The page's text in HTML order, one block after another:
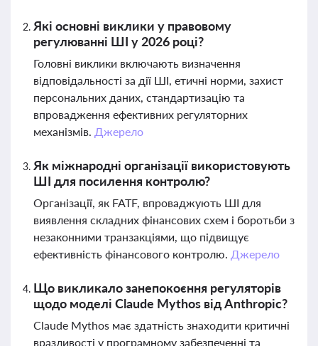
Які основні виклики у правовому
регулюванні ШІ у 2026 році?
Головні виклики включають визначення
відповідальності за дії ШІ, етичні норми, захист
персональних даних, стандартизацію та
впровадження ефективних регуляторних
механізмів. Джерело
Як міжнародні організації використовують
ШІ для посилення контролю?
Організації, як FATF, впроваджують ШІ для
виявлення складних фінансових схем і боротьби з
незаконними транзакціями, що підвищує
ефективність фінансового контролю. Джерело
Що викликало занепокоєння регуляторів
щодо моделі Claude Mythos від Anthropic?
Claude Mythos має здатність знаходити критичні
вразливості у програмному забезпеченні та